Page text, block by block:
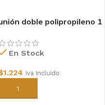
doble polipropileno 1
En Stock
1.224 Iva Incluido
Añadir al carrito